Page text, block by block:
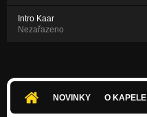
Intro Kaar
Nezařazeno
NOVINKY O KAPELE